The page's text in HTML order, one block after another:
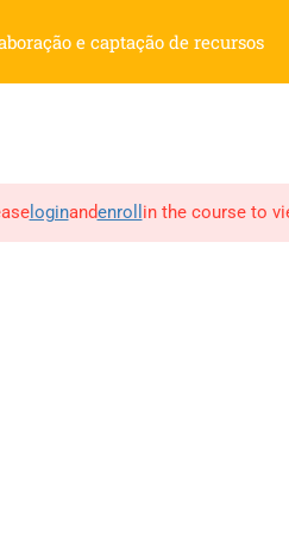
e captação de recursos
loginandenroll in the course to